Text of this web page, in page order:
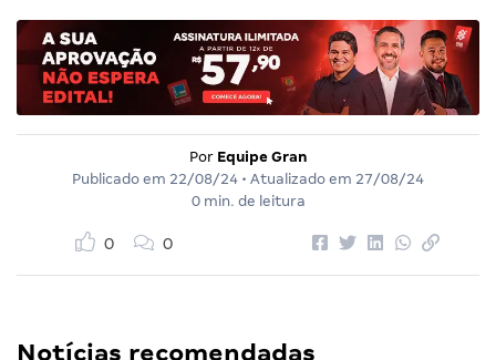
Por Equipe Gran
Publicado em 22/08/24 • Atualizado em 27/08/24
0 min. de leitura
0 0
Notícias recomendadas